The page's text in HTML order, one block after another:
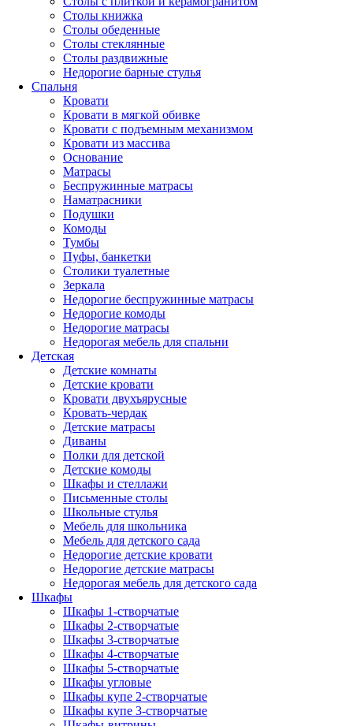
Столы книжка
Столы обеденные
Столы стеклянные
Столы раздвижные
Недорогие барные стулья
Спальня
Кровати
Кровати в мягкой обивке
Кровати с подъемным механизмом
Кровати из массива
Основание
Матрасы
Беспружинные матрасы
Наматрасники
Подушки
Комоды
Тумбы
Пуфы, банкетки
Столики туалетные
Зеркала
Недорогие беспружинные матрасы
Недорогие комоды
Недорогие матрасы
Недорогая мебель для спальни
Детская
Детские комнаты
Детские кровати
Кровати двухъярусные
Кровать-чердак
Детские матрасы
Диваны
Полки для детской
Детские комоды
Шкафы и стеллажи
Письменные столы
Школьные стулья
Мебель для школьника
Мебель для детского сада
Недорогие детские кровати
Недорогие детские матрасы
Недорогая мебель для детского сада
Шкафы
Шкафы 1-створчатые
Шкафы 2-створчатые
Шкафы 3-створчатые
Шкафы 4-створчатые
Шкафы 5-створчатые
Шкафы угловые
Шкафы купе 2-створчатые
Шкафы купе 3-створчатые